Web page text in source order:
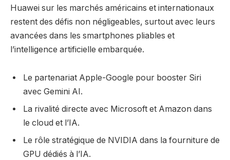
Huawei sur les marchés américains et internationaux
restent des défis non négligeables, surtout avec leurs
avancées dans les smartphones pliables et
l’intelligence artificielle embarquée.
Le partenariat Apple-Google pour booster Siri
avec Gemini AI.
La rivalité directe avec Microsoft et Amazon dans
le cloud et l’IA.
Le rôle stratégique de NVIDIA dans la fourniture de
GPU dédiés à l’IA.